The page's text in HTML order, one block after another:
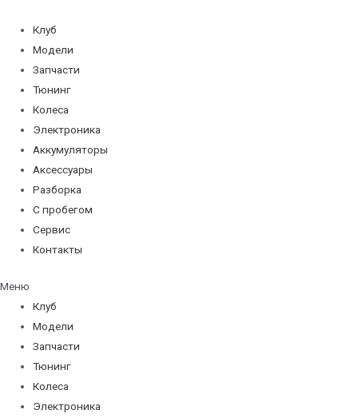
содержимому
Клуб
Модели
Запчасти
Тюнинг
Колеса
Электроника
Аккумуляторы
Аксессуары
Разборка
С пробегом
Сервис
Контакты
Меню
Клуб
Модели
Запчасти
Тюнинг
Колеса
Электроника